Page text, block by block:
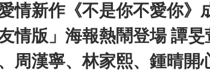
情新作《不是你不愛你》
情版」海報熱鬧登場 譚
周漢寧、林家熙、鍾晴開